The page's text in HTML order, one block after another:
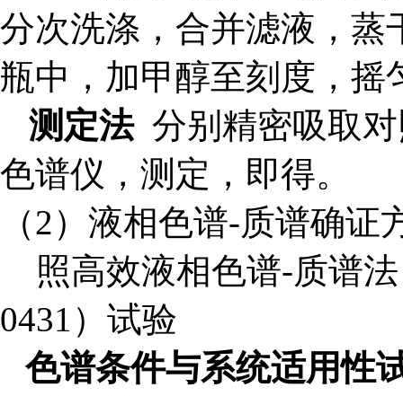
分次洗涤，合并滤液，蒸
瓶中，加甲醇至刻度，摇
测定法分别精密吸取对
色谱仪，测定，即得。
（2）液相色谱-质谱确证
照高效液相色谱-质谱法
0431）试验
色谱条件与系统适用性